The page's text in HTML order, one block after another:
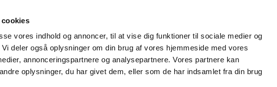
cookies
vores indhold og annoncer, til at vise dig funktioner til sociale medier og
deler også oplysninger om din brug af vores hjemmeside med vores
annonceringspartnere og analysepartnere. Vores partnere kan
oplysninger, du har givet dem, eller som de har indsamlet fra din brug
Nyheder Om os Kontakt Udgivelser
Tilskud og
Apoteker og salg af
Medicinsk